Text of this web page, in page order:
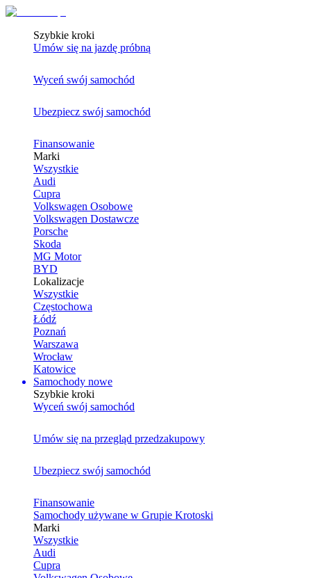
Szybkie kroki
Umów się na jazdę próbną
Wyceń swój samochód
Ubezpiecz swój samochód
Finansowanie
Marki
Wszystkie
Audi
Cupra
Volkswagen Osobowe
Volkswagen Dostawcze
Porsche
Skoda
MG Motor
BYD
Lokalizacje
Wszystkie
Częstochowa
Łódź
Poznań
Warszawa
Wrocław
Katowice
Samochody nowe
Szybkie kroki
Wyceń swój samochód
Umów się na przegląd przedzakupowy
Ubezpiecz swój samochód
Finansowanie
Samochody używane w Grupie Krotoski
Marki
Wszystkie
Audi
Cupra